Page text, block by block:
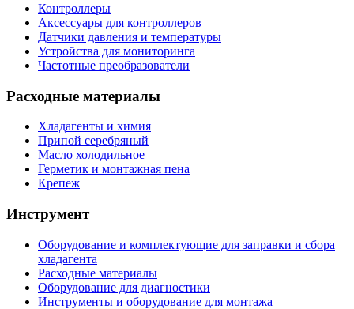
Контроллеры
Аксессуары для контроллеров
Датчики давления и температуры
Устройства для мониторинга
Частотные преобразователи
Расходные материалы
Хладагенты и химия
Припой серебряный
Масло холодильное
Герметик и монтажная пена
Крепеж
Инструмент
Оборудование и комплектующие для заправки и сбора
хладагента
Расходные материалы
Оборудование для диагностики
Инструменты и оборудование для монтажа